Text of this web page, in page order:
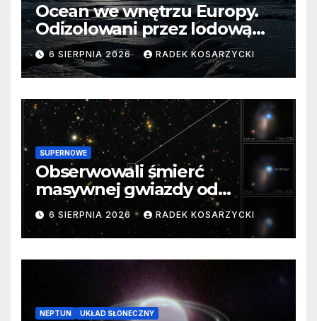
Ocean we wnętrzu Europy.
Odizolowani przez lodową
barierę
6 SIERPNIA 2026 RADEK KOSARZYCKI
SUPERNOWE
Obserwowali śmierć
masywnej gwiazdy od
samego początku. Niezwykle
cenne dane
6 SIERPNIA 2026 RADEK KOSARZYCKI
NEPTUN UKŁAD SŁONECZNY